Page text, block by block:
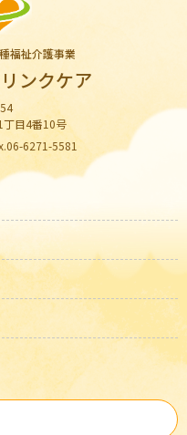
福祉介護事業
ンクケア
丁目4番10号
6271-5581